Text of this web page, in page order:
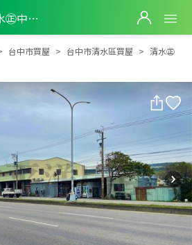
清水㊣中華路都計內農地
清水㊣中華路都計內農地
台中市買屋 台中市清水區買屋
清水㊣